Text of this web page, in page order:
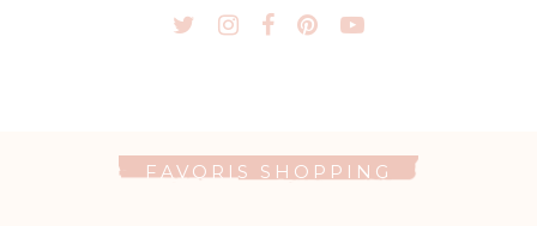
FAVORIS SHOPPING